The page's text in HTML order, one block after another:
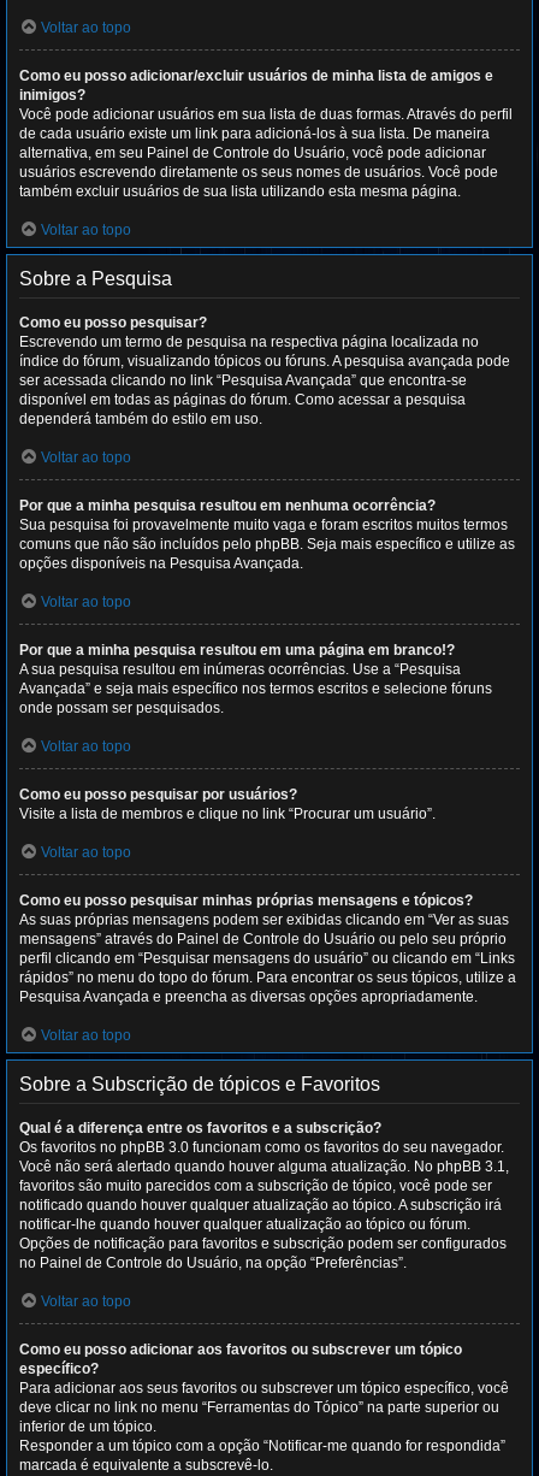
Voltar ao topo
Como eu posso adicionar/excluir usuários de minha lista de amigos e
inimigos?
Você pode adicionar usuários em sua lista de duas formas. Através do perfil
de cada usuário existe um link para adicioná-los à sua lista. De maneira
alternativa, em seu Painel de Controle do Usuário, você pode adicionar
usuários escrevendo diretamente os seus nomes de usuários. Você pode
também excluir usuários de sua lista utilizando esta mesma página.
Voltar ao topo
Sobre a Pesquisa
Como eu posso pesquisar?
Escrevendo um termo de pesquisa na respectiva página localizada no
índice do fórum, visualizando tópicos ou fóruns. A pesquisa avançada pode
ser acessada clicando no link “Pesquisa Avançada” que encontra-se
disponível em todas as páginas do fórum. Como acessar a pesquisa
dependerá também do estilo em uso.
Voltar ao topo
Por que a minha pesquisa resultou em nenhuma ocorrência?
Sua pesquisa foi provavelmente muito vaga e foram escritos muitos termos
comuns que não são incluídos pelo phpBB. Seja mais específico e utilize as
opções disponíveis na Pesquisa Avançada.
Voltar ao topo
Por que a minha pesquisa resultou em uma página em branco!?
A sua pesquisa resultou em inúmeras ocorrências. Use a “Pesquisa
Avançada” e seja mais específico nos termos escritos e selecione fóruns
onde possam ser pesquisados.
Voltar ao topo
Como eu posso pesquisar por usuários?
Visite a lista de membros e clique no link “Procurar um usuário”.
Voltar ao topo
Como eu posso pesquisar minhas próprias mensagens e tópicos?
As suas próprias mensagens podem ser exibidas clicando em “Ver as suas
mensagens” através do Painel de Controle do Usuário ou pelo seu próprio
perfil clicando em “Pesquisar mensagens do usuário” ou clicando em “Links
rápidos” no menu do topo do fórum. Para encontrar os seus tópicos, utilize a
Pesquisa Avançada e preencha as diversas opções apropriadamente.
Voltar ao topo
Sobre a Subscrição de tópicos e Favoritos
Qual é a diferença entre os favoritos e a subscrição?
Os favoritos no phpBB 3.0 funcionam como os favoritos do seu navegador.
Você não será alertado quando houver alguma atualização. No phpBB 3.1,
favoritos são muito parecidos com a subscrição de tópico, você pode ser
notificado quando houver qualquer atualização ao tópico. A subscrição irá
notificar-lhe quando houver qualquer atualização ao tópico ou fórum.
Opções de notificação para favoritos e subscrição podem ser configurados
no Painel de Controle do Usuário, na opção “Preferências”.
Voltar ao topo
Como eu posso adicionar aos favoritos ou subscrever um tópico
específico?
Para adicionar aos seus favoritos ou subscrever um tópico específico, você
deve clicar no link no menu “Ferramentas do Tópico” na parte superior ou
inferior de um tópico.
Responder a um tópico com a opção “Notificar-me quando for respondida”
marcada é equivalente a subscrevê-lo.